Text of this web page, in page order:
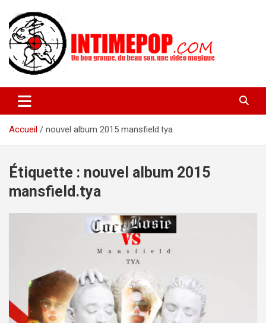
contenu
intimepop.com
actuelles pop rock, post-rock, indé sur Lyon. rock pop concert
lyon
Accueil
nouvel album 2015 mansfield.tya
Étiquette : nouvel album 2015
mansfield.tya